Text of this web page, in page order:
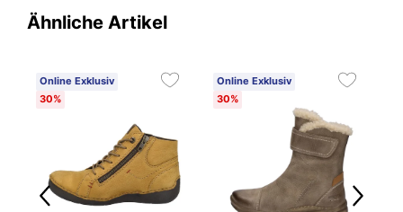
Ähnliche Artikel
Online Exklusiv
30%
Online Exklusiv
30%